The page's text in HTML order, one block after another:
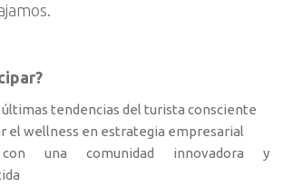
últimas tendencias del turista consciente
el wellness en estrategia empresarial
con una comunidad innovadora y